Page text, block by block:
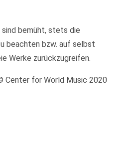
bemüht, stets die
beachten bzw. auf selbst
Werke zurückzugreifen.
Center for World Music 2020